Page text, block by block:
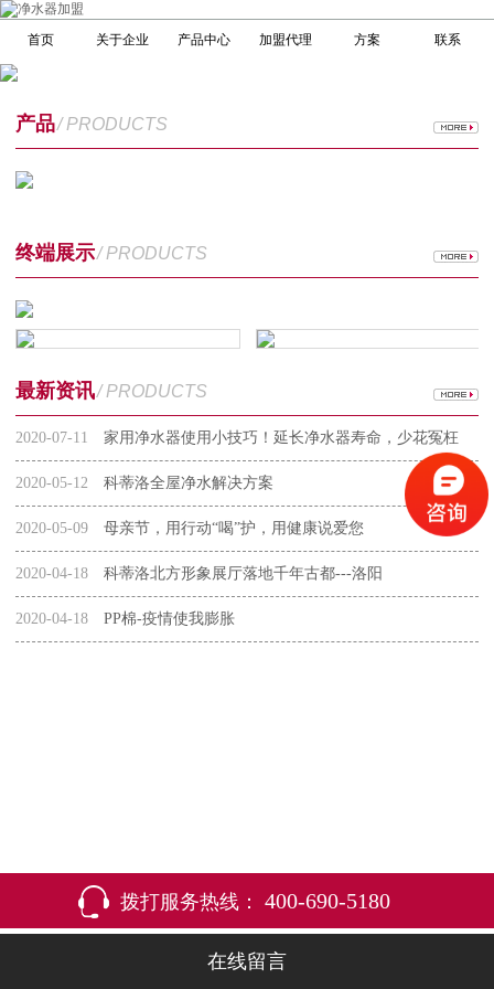
首页 关于企业 产品中心 加盟代理 方案 联系
产品/ PRODUCTS
终端展示/ PRODUCTS
最新资讯/ PRODUCTS
2020-07-11 家用净水器使用小技巧！延长净水器寿命，少花冤枉
钱
2020-05-12 科蒂洛全屋净水解决方案
2020-05-09 母亲节，用行动“喝”护，用健康说爱您
2020-04-18 科蒂洛北方形象展厅落地千年古都---洛阳
2020-04-18 PP棉-疫情使我膨胀
拨打服务热线： 400-690-5180
在线留言